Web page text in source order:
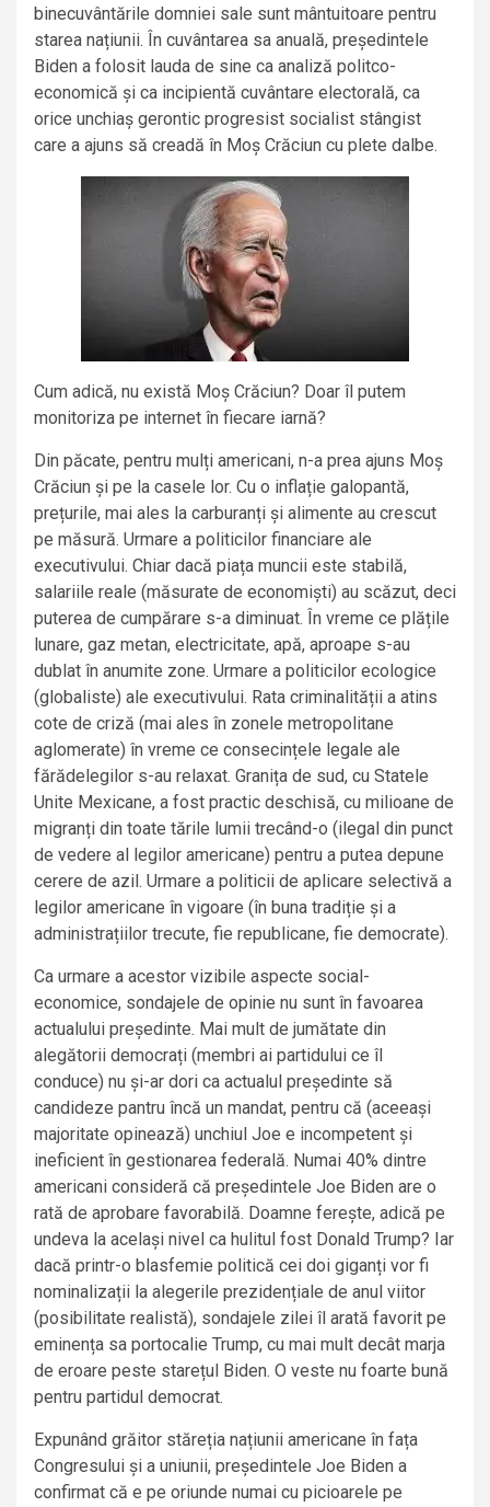
binecuvântările domniei sale sunt mântuitoare pentru
starea națiunii. În cuvântarea sa anuală, președintele
Biden a folosit lauda de sine ca analiză politco-
economică și ca incipientă cuvântare electorală, ca
orice unchiaș gerontic progresist socialist stângist
care a ajuns să creadă în Moș Crăciun cu plete dalbe.
Cum adică, nu există Moș Crăciun? Doar îl putem
monitoriza pe internet în fiecare iarnă?
Din păcate, pentru mulți americani, n-a prea ajuns Moș
Crăciun și pe la casele lor. Cu o inflație galopantă,
prețurile, mai ales la carburanți și alimente au crescut
pe măsură. Urmare a politicilor financiare ale
executivului. Chiar dacă piața muncii este stabilă,
salariile reale (măsurate de economiști) au scăzut, deci
puterea de cumpărare s-a diminuat. În vreme ce plățile
lunare, gaz metan, electricitate, apă, aproape s-au
dublat în anumite zone. Urmare a politicilor ecologice
(globaliste) ale executivului. Rata criminalității a atins
cote de criză (mai ales în zonele metropolitane
aglomerate) în vreme ce consecințele legale ale
fărădelegilor s-au relaxat. Granița de sud, cu Statele
Unite Mexicane, a fost practic deschisă, cu milioane de
migranți din toate tările lumii trecând-o (ilegal din punct
de vedere al legilor americane) pentru a putea depune
cerere de azil. Urmare a politicii de aplicare selectivă a
legilor americane în vigoare (în buna tradiție și a
administrațiilor trecute, fie republicane, fie democrate).
Ca urmare a acestor vizibile aspecte social-
economice, sondajele de opinie nu sunt în favoarea
actualului președinte. Mai mult de jumătate din
alegătorii democrați (membri ai partidului ce îl
conduce) nu și-ar dori ca actualul președinte să
candideze pantru încă un mandat, pentru că (aceeași
majoritate opinează) unchiul Joe e incompetent și
ineficient în gestionarea federală. Numai 40% dintre
americani consideră că președintele Joe Biden are o
rată de aprobare favorabilă. Doamne ferește, adică pe
undeva la același nivel ca hulitul fost Donald Trump? Iar
dacă printr-o blasfemie politică cei doi giganți vor fi
nominalizații la alegerile prezidențiale de anul viitor
(posibilitate realistă), sondajele zilei îl arată favorit pe
eminența sa portocalie Trump, cu mai mult decât marja
de eroare peste starețul Biden. O veste nu foarte bună
pentru partidul democrat.
Expunând grăitor stăreția națiunii americane în fața
Congresului și a uniunii, președintele Joe Biden a
confirmat că e pe oriunde numai cu picioarele pe